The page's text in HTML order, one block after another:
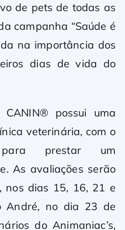
de pets de todas as
campanha “Saúde é
na importância dos
dias de vida do
possui uma
veterinária, com o
para prestar um
As avaliações serão
nos dias 15, 16, 21 e
André, no dia 23 de
do Animaniac’s,